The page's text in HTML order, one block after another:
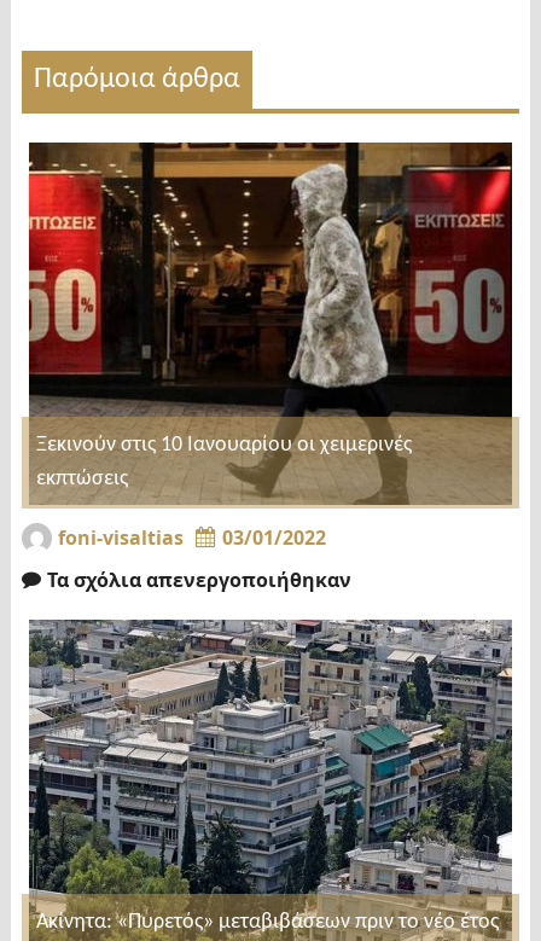
Παρόμοια άρθρα
Ξεκινούν στις 10 Ιανουαρίου οι χειμερινές
εκπτώσεις
foni-visaltias
03/01/2022
Τα σχόλια απενεργοποιήθηκαν
Ακίνητα: «Πυρετός» μεταβιβάσεων πριν το νέο έτος